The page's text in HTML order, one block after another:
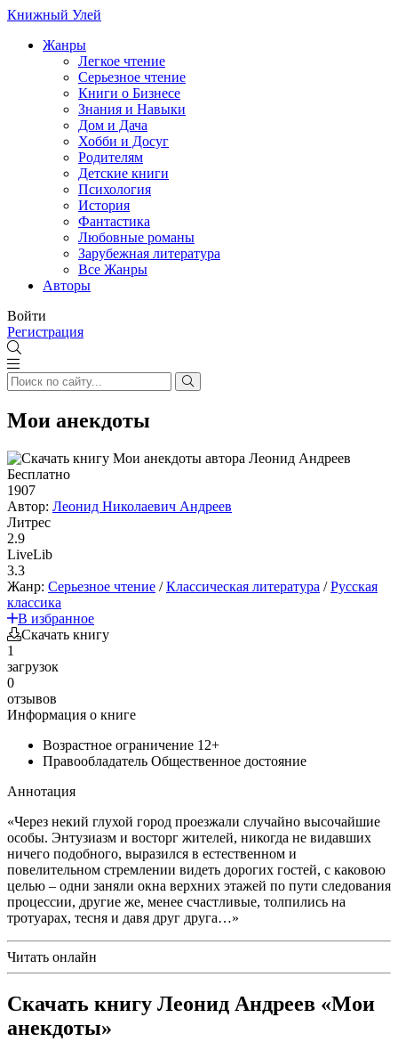
Книжный Улей
Жанры
Легкое чтение
Серьезное чтение
Книги о Бизнесе
Знания и Навыки
Дом и Дача
Хобби и Досуг
Родителям
Детские книги
Психология
История
Фантастика
Любовные романы
Зарубежная литература
Все Жанры
Авторы
Войти
Регистрация
Мои анекдоты
Бесплатно
1907
Автор: Леонид Николаевич Андреев
Литрес
2.9
LiveLib
3.3
Жанр: Серьезное чтение /Классическая литература /Русская
классика
В избранное
Скачать книгу
1
загрузок
0
отзывов
Информация о книге
Возрастное ограничение 12+
Правообладатель Общественное достояние
Аннотация
«Через некий глухой город проезжали случайно высочайшие
особы. Энтузиазм и восторг жителей, никогда не видавших
ничего подобного, выразился в естественном и
повелительном стремлении видеть дорогих гостей, с каковою
целью – одни заняли окна верхних этажей по пути следования
процессии, другие же, менее счастливые, толпились на
тротуарах, тесня и давя друг друга…»
Читать онлайн
Скачать книгу Леонид Андреев «Мои
анекдоты»